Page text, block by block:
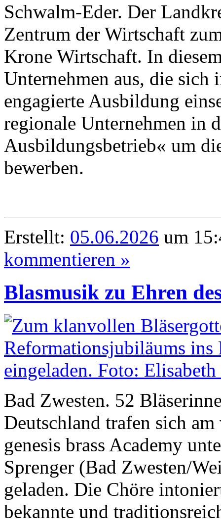
Schwalm-Eder. Der
Zentrum der Wirtschaft
Krone Wirtschaft. In
Unternehmen aus, die sich
engagierte Ausbildung
regionale Unternehmen in
Ausbildungsbetrieb« um
bewerben.
Erstellt: 05.06.2026 um
kommentieren »
Blasmusik zu Ehren
Bad Zwesten. 52
Deutschland trafen sich
genesis brass Academy
Sprenger (Bad Zwesten/
geladen. Die Chöre
bekannte und